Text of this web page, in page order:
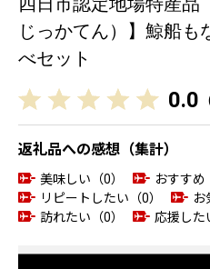
じっかてん）】鯨船も
べセット
0.0
返礼品への感想（集計）
美味しい（0）
おすすめ
リピートしたい（0）
お
訪れたい（0）
応援した